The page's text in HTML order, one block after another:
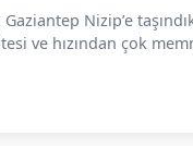
Nizip’e
ve hızından çok